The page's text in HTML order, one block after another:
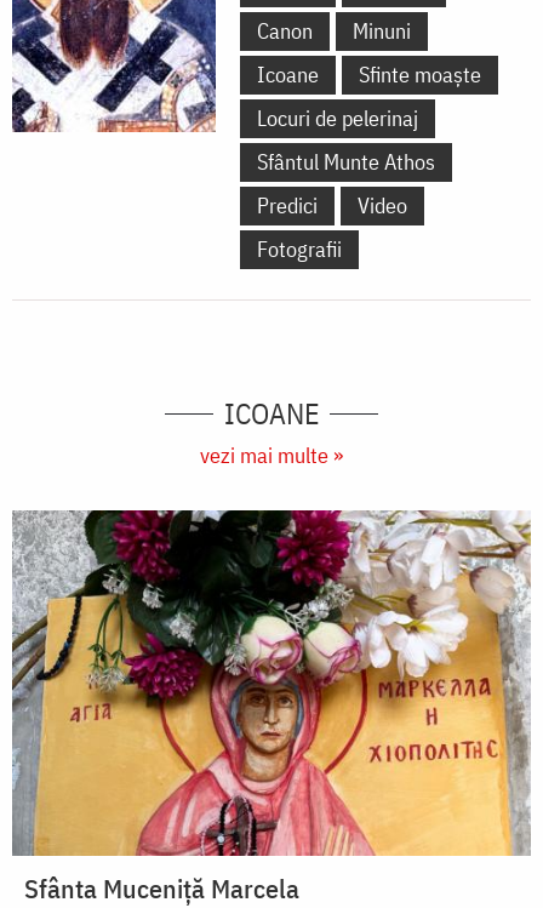
Canon
Minuni
Icoane
Sfinte moaște
Locuri de pelerinaj
Sfântul Munte Athos
Predici
Video
Fotografii
ICOANE
vezi mai multe »
Sfânta Muceniță Marcela